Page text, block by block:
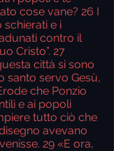
cose vane? 26 I
schierati e i
contro il
Cristo”. 27
città si sono
santo servo Gesù,
che Ponzio
e ai popoli
tutto ciò che
avevano
29 «E ora,